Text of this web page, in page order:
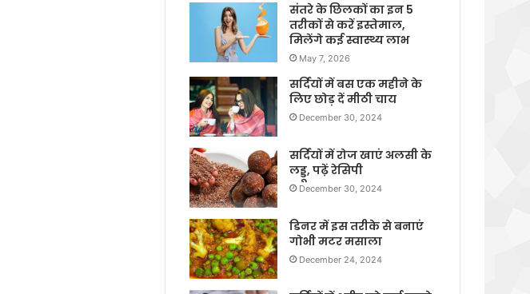
संतरे के छिलकों का इन 5
तरीकों से करें इस्तेमाल,
मिलेंगे कई स्वास्थ्य लाभ
May 7, 2026
सर्दियों में बस एक महीने के
लिए छोड़ दें मीठी चाय
December 30, 2024
सर्दियों में रोज खाएं अलसी के
लड्डू, पढ़ें रेसिपी
December 30, 2024
डिनर में इस तरीके से बनाएं
गोभी मटर मसाला
December 24, 2024